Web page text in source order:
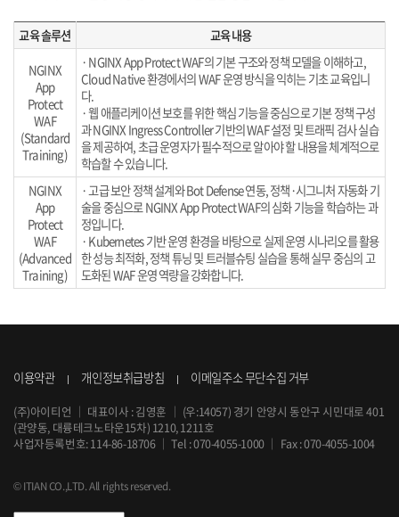
교육 솔루션 교육 내용
NGINX
App
Protect
WAF
(Standard
Training)
· NGINX App Protect WAF의 기본 구조와 정책 모델을 이해하고,
Cloud Native 환경에서의 WAF 운영 방식을 익히는 기초 교육입니
다.
· 웹 애플리케이션 보호를 위한 핵심 기능을 중심으로 기본 정책 구성
과 NGINX Ingress Controller 기반의 WAF 설정 및 트래픽 검사 실습
을 제공하여, 초급 운영자가 필수적으로 알아야 할 내용을 체계적으로
학습할 수 있습니다.
NGINX
App
Protect
WAF
(Advanced
Training)
· 고급 보안 정책 설계와 Bot Defense 연동, 정책·시그니처 자동화 기
술을 중심으로 NGINX App Protect WAF의 심화 기능을 학습하는 과
정입니다.
· Kubernetes 기반 운영 환경을 바탕으로 실제 운영 시나리오를 활용
한 성능 최적화, 정책 튜닝 및 트러블슈팅 실습을 통해 실무 중심의 고
도화된 WAF 운영 역량을 강화합니다.
이용약관 개인정보취급방침
이메일주소 무단수집 거부
(주)아이티언 ｜ 대표이사 : 김영훈 ｜ (우:14057) 경기 안양시 동안구 시민대로 401
(관양동, 대륭테크노타운15차) 1210, 1211호
사업자등록번호: 114-86-18706｜Tel :070-4055-1000 ｜ Fax : 070-4055-1004
© ITIAN CO.,LTD. All rights reserved.